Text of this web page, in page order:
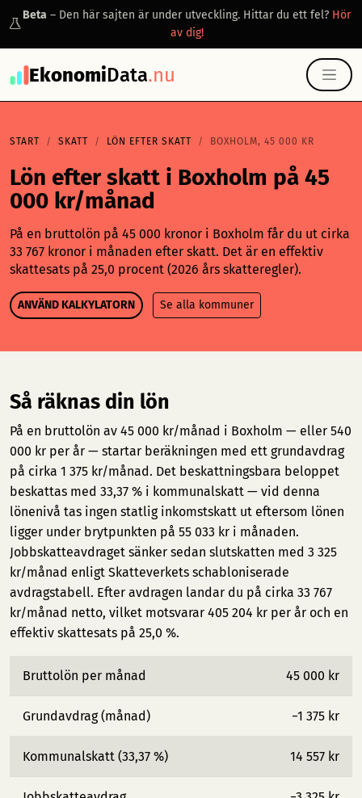
Beta – Den här sajten är under utveckling. Hittar du ett fel? Hör
av dig!
EkonomiData.nu
START SKATT LÖN EFTER SKATT BOXHOLM, 45 000 KR
Lön efter skatt i Boxholm på 45
000 kr/månad
På en bruttolön på 45 000 kronor i Boxholm får du ut cirka
33 767 kronor i månaden efter skatt. Det är en effektiv
skattesats på 25,0 procent (2026 års skatteregler).
ANVÄND KALKYLATORN Se alla kommuner
Så räknas din lön
På en bruttolön av 45 000 kr/månad i Boxholm — eller 540
000 kr per år — startar beräkningen med ett grundavdrag
på cirka 1 375 kr/månad. Det beskattningsbara beloppet
beskattas med 33,37 % i kommunalskatt — vid denna
lönenivå tas ingen statlig inkomstskatt ut eftersom lönen
ligger under brytpunkten på 55 033 kr i månaden.
Jobbskatteavdraget sänker sedan slutskatten med 3 325
kr/månad enligt Skatteverkets schabloniserade
avdragstabell. Efter avdragen landar du på cirka 33 767
kr/månad netto, vilket motsvarar 405 204 kr per år och en
effektiv skattesats på 25,0 %.
Bruttolön per månad 45 000 kr
Grundavdrag (månad) −1 375 kr
Kommunalskatt (33,37 %) 14 557 kr